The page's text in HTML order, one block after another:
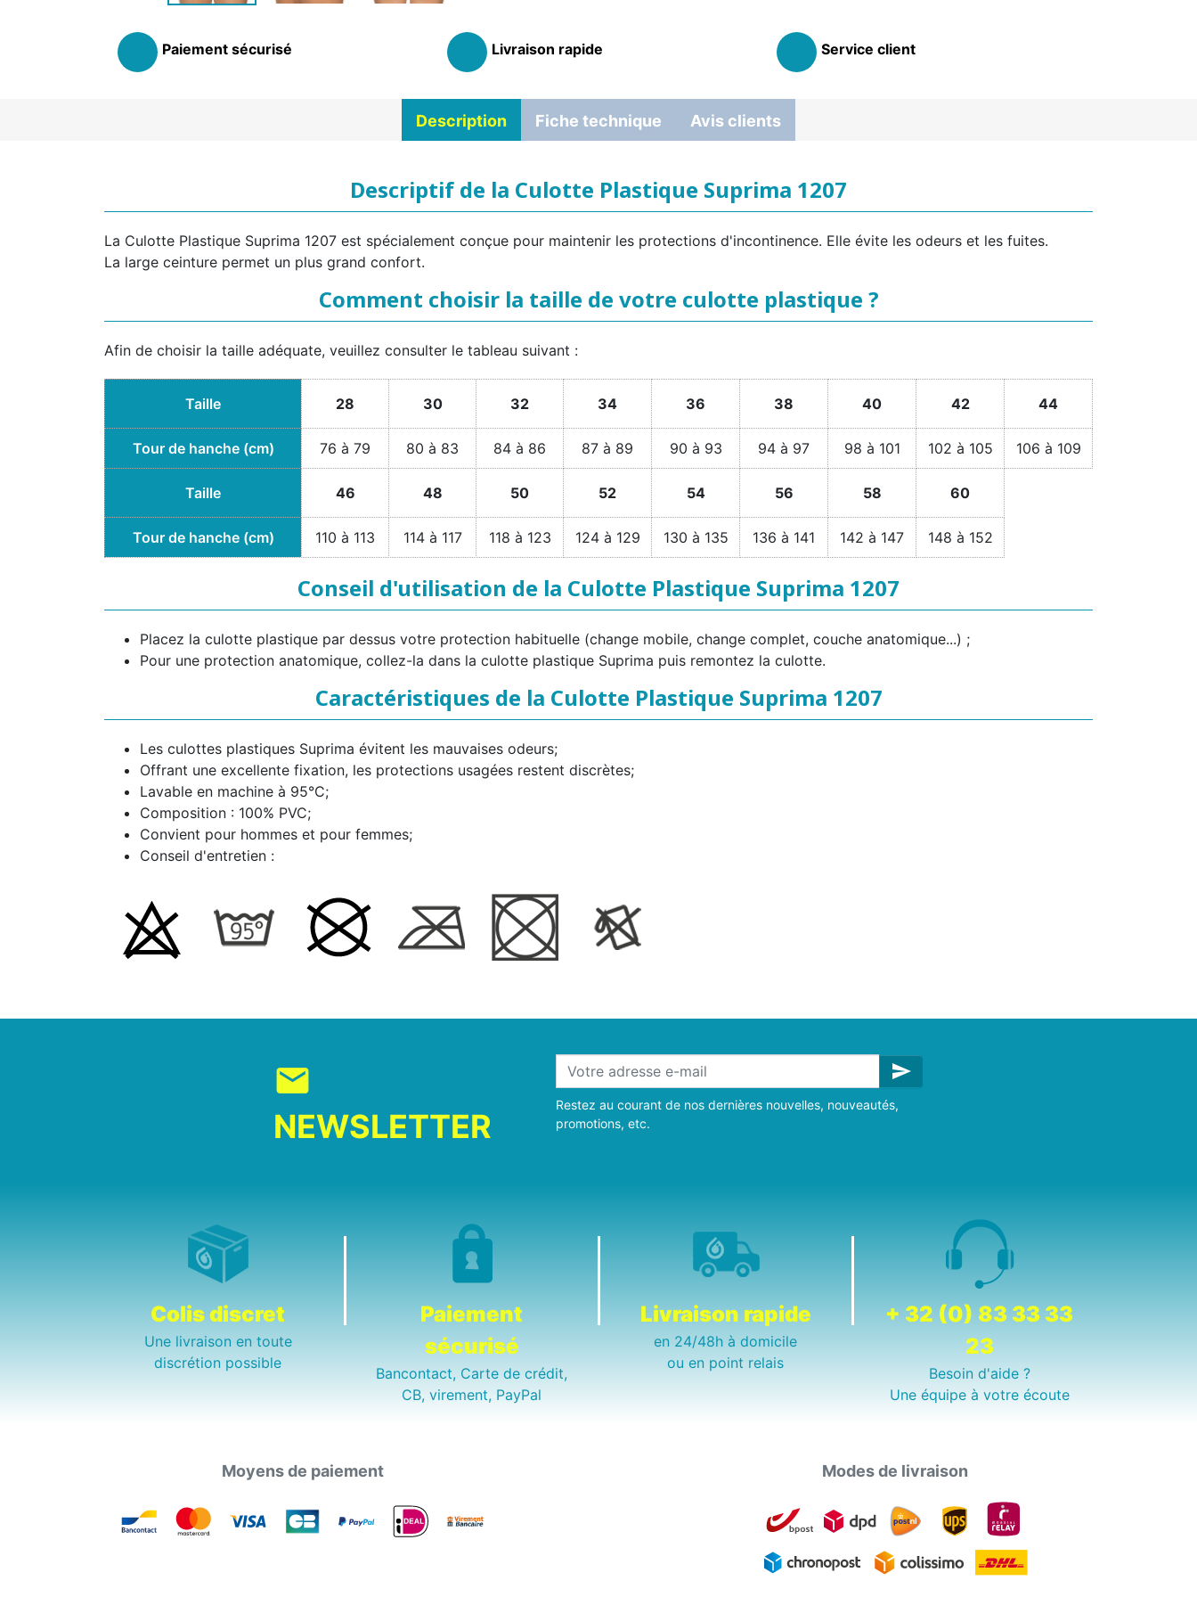
Paiement sécurisé Livraison rapide Service client
Description Fiche technique Avis clients
Descriptif de la Culotte Plastique Suprima 1207
La Culotte Plastique Suprima 1207 est spécialement conçue pour maintenir les protections d'incontinence. Elle évite les odeurs et les fuites.
La large ceinture permet un plus grand confort.
Comment choisir la taille de votre culotte plastique ?
Afin de choisir la taille adéquate, veuillez consulter le tableau suivant :
Taille 28 30 32 34 36 38 40 42 44
Tour de hanche (cm) 76 à 79 80 à 83 84 à 86 87 à 89 90 à 93 94 à 97 98 à 101 102 à 105 106 à 109
Taille 46 48 50 52 54 56 58 60
Tour de hanche (cm) 110 à 113 114 à 117 118 à 123 124 à 129 130 à 135 136 à 141 142 à 147 148 à 152
Conseil d'utilisation de la Culotte Plastique Suprima 1207
Placez la culotte plastique par dessus votre protection habituelle (change mobile, change complet, couche anatomique...) ;
Pour une protection anatomique, collez-la dans la culotte plastique Suprima puis remontez la culotte.
Caractéristiques de la Culotte Plastique Suprima 1207
Les culottes plastiques Suprima évitent les mauvaises odeurs;
Offrant une excellente fixation, les protections usagées restent discrètes;
Lavable en machine à 95°C;
Composition : 100% PVC;
Convient pour hommes et pour femmes;
Conseil d'entretien :
mail
NEWSLETTER
send
Restez au courant de nos dernières nouvelles, nouveautés,
promotions, etc.
Colis discret
Une livraison en toute
discrétion possible
Paiement
sécurisé
Bancontact, Carte de crédit,
CB, virement, PayPal
Livraison rapide
en 24/48h à domicile
ou en point relais
+ 32 (0) 83 33 33
23
Besoin d'aide ?
Une équipe à votre écoute
Moyens de paiement Modes de livraison